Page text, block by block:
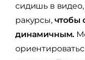
сидишь в
ракурсы, чтобы
динамичным.